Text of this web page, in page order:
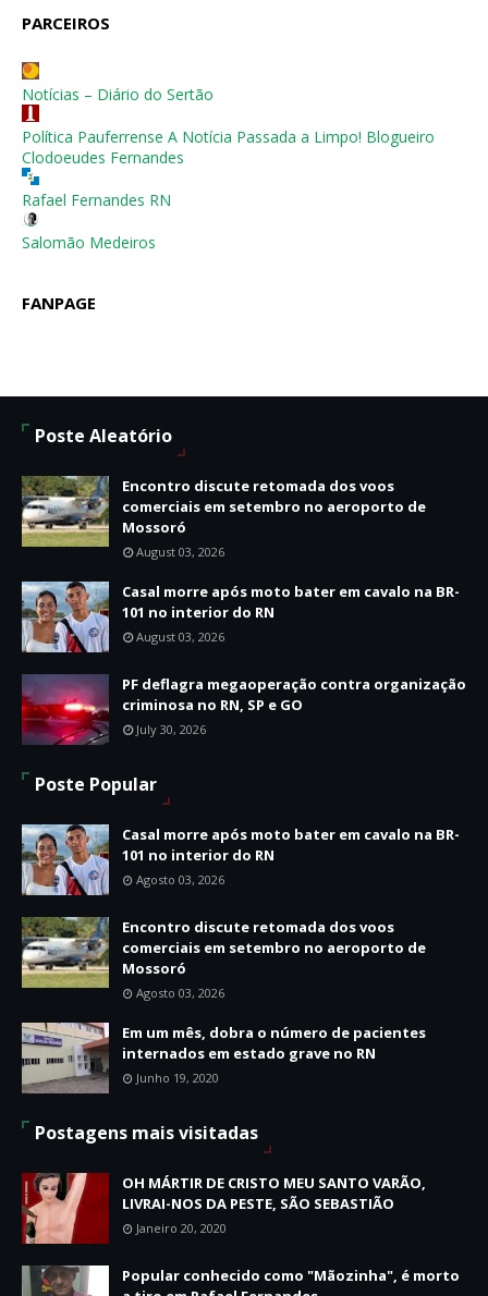
PARCEIROS
Notícias – Diário do Sertão
Política Pauferrense A Notícia Passada a Limpo! Blogueiro
Clodoeudes Fernandes
Rafael Fernandes RN
Salomão Medeiros
FANPAGE
Poste Aleatório
Encontro discute retomada dos voos
comerciais em setembro no aeroporto de
Mossoró
August 03, 2026
Casal morre após moto bater em cavalo na BR-
101 no interior do RN
August 03, 2026
PF deflagra megaoperação contra organização
criminosa no RN, SP e GO
July 30, 2026
Poste Popular
Casal morre após moto bater em cavalo na BR-
101 no interior do RN
Agosto 03, 2026
Encontro discute retomada dos voos
comerciais em setembro no aeroporto de
Mossoró
Agosto 03, 2026
Em um mês, dobra o número de pacientes
internados em estado grave no RN
Junho 19, 2020
Postagens mais visitadas
OH MÁRTIR DE CRISTO MEU SANTO VARÃO,
LIVRAI-NOS DA PESTE, SÃO SEBASTIÃO
Janeiro 20, 2020
Popular conhecido como "Mãozinha", é morto